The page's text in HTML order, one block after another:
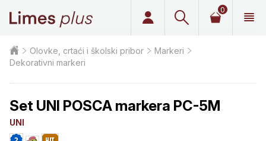
0
Olovke, crtaći i školski pribor
Markeri
Dekorativni markeri
Set UNI POSCA markera PC-5M
UNI